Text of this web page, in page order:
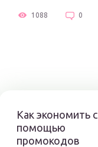
1088 0
Как экономить с
помощью
промокодов